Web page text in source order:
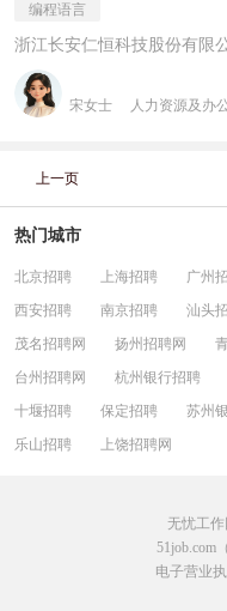
编程语言
浙江长安仁恒科技股份有限
宋女士 人力资源及办
上一页
热门城市
北京招聘 上海招聘 广州
西安招聘
南京招聘 汕头
茂名招聘网
扬州招聘网
台州招聘网
杭州银行招聘
十堰招聘
保定招聘 苏州
乐山招聘
上饶招聘网
无忧工作
51job.com
电子营业